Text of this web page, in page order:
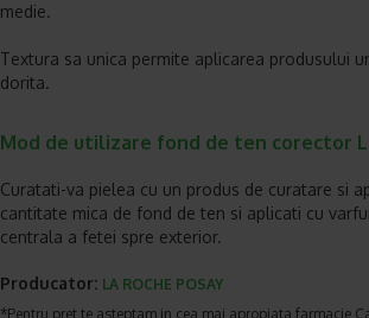
medie.
Textura sa unica permite aplicarea produsului
dorita.
Mod de utilizare fond de ten corector
Curatati-va pielea cu un produs de curatare si
cantitate mica de fond de ten si aplicati cu
centrala a fetei spre exterior.
Producator: LA ROCHE POSAY
*Pentru pret te asteptam in cea mai apropiata farmacie